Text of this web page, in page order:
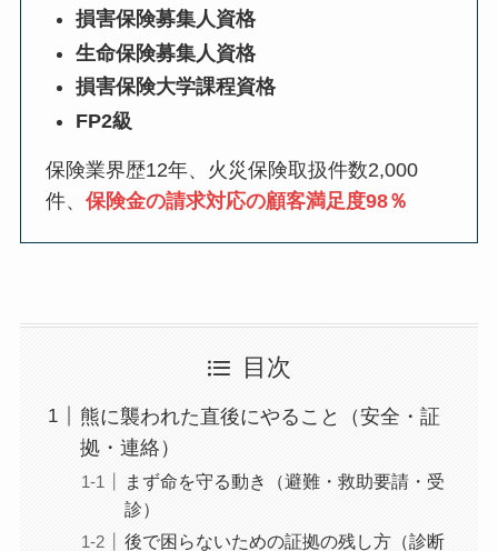
損害保険募集人資格
生命保険募集人資格
損害保険大学課程資格
FP2級
保険業界歴12年、火災保険取扱件数2,000
件、保険金の請求対応の顧客満足度98％
目次
熊に襲われた直後にやること（安全・証
拠・連絡）
まず命を守る動き（避難・救助要請・受
診）
後で困らないための証拠の残し方（診断